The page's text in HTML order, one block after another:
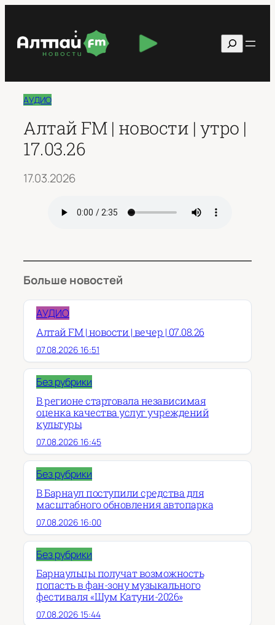
содержимому
Поиск
АУДИО
Алтай FM | новости | утро |
17.03.26
17.03.2026
Больше новостей
АУДИО
Алтай FM | новости | вечер | 07.08.26
07.08.2026 16:51
Без рубрики
В регионе стартовала независимая
оценка качества услуг учреждений
культуры
07.08.2026 16:45
Без рубрики
В Барнаул поступили средства для
масштабного обновления автопарка
07.08.2026 16:00
Без рубрики
Барнаульцы получат возможность
попасть в фан-зону музыкального
фестиваля «Шум Катуни-2026»
07.08.2026 15:44